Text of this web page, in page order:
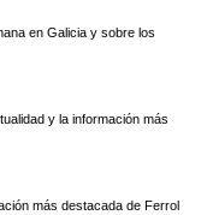
en Galicia y sobre los
y la información más
más destacada de Ferrol